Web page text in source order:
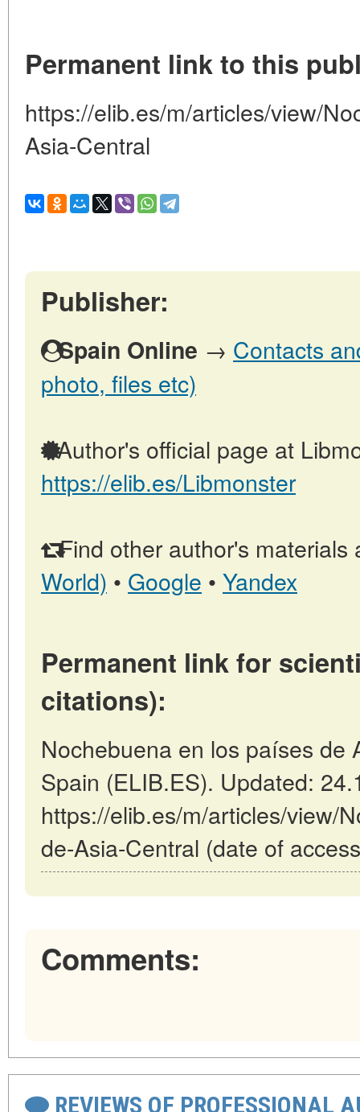
Permanent link to this
https://elib.es/m/articles/view/
Asia-Central
Publisher:
Spain Online → Contacts
photo, files etc)
Author's official page at
https://elib.es/Libmonster
Find other author's materials
World) • Google • Yandex
Permanent link for
citations):
Nochebuena en los países de
Spain (ELIB.ES). Updated:
https://elib.es/m/articles/view/
de-Asia-Central (date of
Comments:
REVIEWS OF PROFESSIONAL